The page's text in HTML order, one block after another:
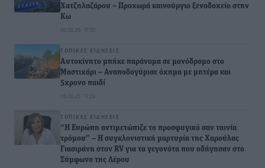
Χατζηλαζάρου – Προχωρά καινούργιο ξενοδοχείο στην
Κω
06.08.26 · 17:36
ΤΟΠΙΚΈΣ ΕΙΔΉΣΕΙΣ
Αυτοκίνητο μπήκε παράνομα σε μονόδρομο στο
Μαστιχάρι – Αναποδογύρισε όχημα με μητέρα και
5χρονο παιδί
06.08.26 · 17:29
ΤΟΠΙΚΈΣ ΕΙΔΉΣΕΙΣ
“Η Ευρώπη αντιμετώπιζε το προσφυγικό σαν ταινία
τρόμου” – Η συγκλονιστική μαρτυρία της Χαρούλας
Γιασιράνη στον RV για τα γεγονότα που οδήγησαν στο
Σύμφωνο της Λέρου